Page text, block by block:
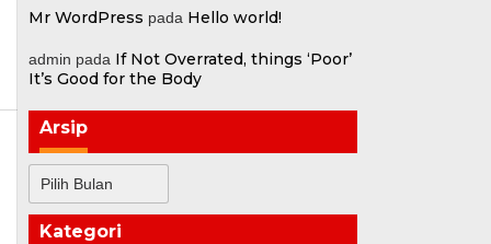
Mr WordPress pada Hello world!
admin pada If Not Overrated, things ‘Poor’
It’s Good for the Body
Arsip
Kategori